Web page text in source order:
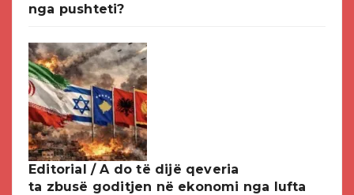
nga pushteti?
Editorial / A do të dijë qeveria
ta zbusë goditjen në ekonomi nga lufta